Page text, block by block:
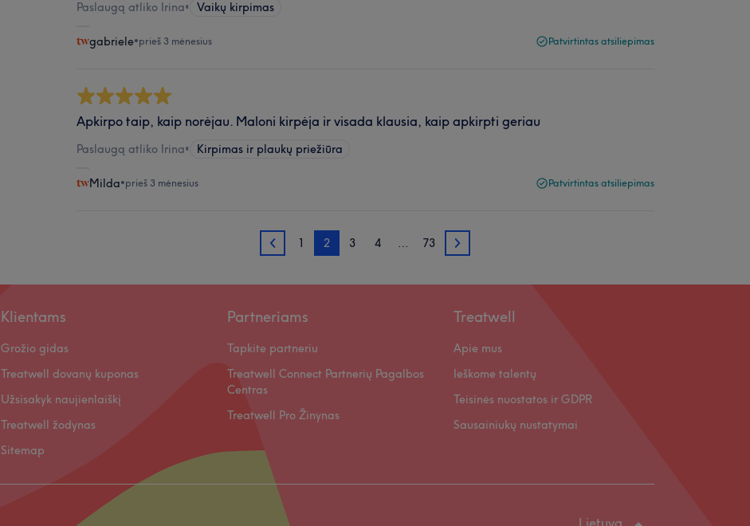
Paslaugą atliko Irina• Vaikų kirpimas
gabriele•prieš 3 mėnesius Patvirtintas atsiliepimas
Apkirpo taip, kaip norėjau. Maloni kirpėja ir visada klausia, kaip apkirpti geriau
Paslaugą atliko Irina• Kirpimas ir plaukų priežiūra
Milda•prieš 3 mėnesius Patvirtintas atsiliepimas
1 1 2 3 4 … 73 3
Klientams
Grožio gidas
Treatwell dovanų kuponas
Užsisakyk naujienlaiškį
Treatwell žodynas
Sitemap
Partneriams
Tapkite partneriu
Treatwell Connect Partnerių Pagalbos
Centras
Treatwell Pro Žinynas
Treatwell
Apie mus
Ieškome talentų
Teisinės nuostatos ir GDPR
Sausainiukų nustatymai
Lietuva